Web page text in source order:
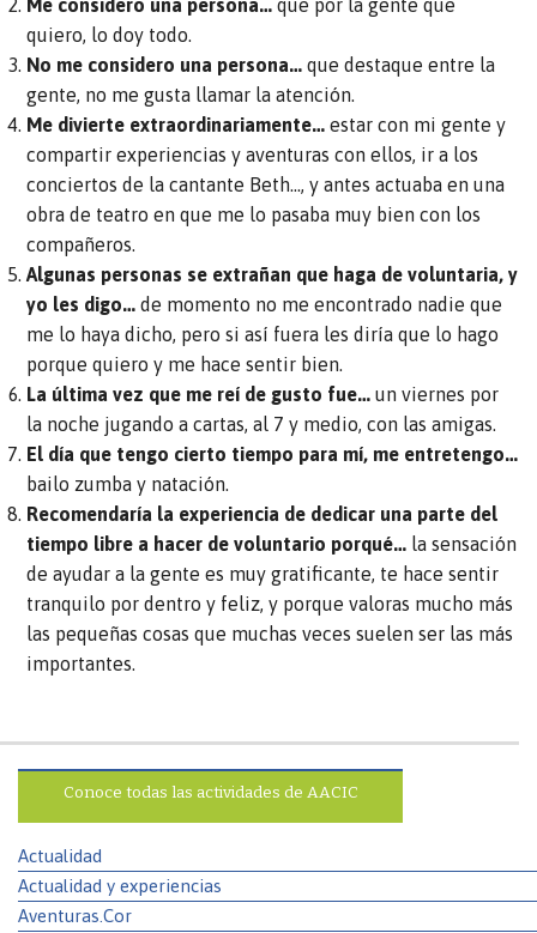
Me considero una persona… que por la gente que
quiero, lo doy todo.
No me considero una persona… que destaque entre la
gente, no me gusta llamar la atención.
Me divierte extraordinariamente… estar con mi gente y
compartir experiencias y aventuras con ellos, ir a los
conciertos de la cantante Beth…, y antes actuaba en una
obra de teatro en que me lo pasaba muy bien con los
compañeros.
Algunas personas se extrañan que haga de voluntaria, y
yo les digo… de momento no me encontrado nadie que
me lo haya dicho, pero si así fuera les diría que lo hago
porque quiero y me hace sentir bien.
La última vez que me reí de gusto fue… un viernes por
la noche jugando a cartas, al 7 y medio, con las amigas.
El día que tengo cierto tiempo para mí, me entretengo…
bailo zumba y natación.
Recomendaría la experiencia de dedicar una parte del
tiempo libre a hacer de voluntario porqué… la sensación
de ayudar a la gente es muy gratificante, te hace sentir
tranquilo por dentro y feliz, y porque valoras mucho más
las pequeñas cosas que muchas veces suelen ser las más
importantes.
Conoce todas las actividades de AACIC
Actualidad
Actualidad y experiencias
Aventuras.Cor